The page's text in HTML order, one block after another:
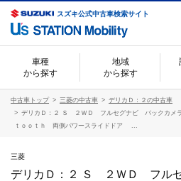
スズキ公式中古車検索サイト
車種
から探す
地域
から探す
中古車トップ 三菱の中古車
デリカＤ：２の中古車
デリカＤ：２ Ｓ ２ＷＤ フルセグナビ バックカ
ｔｏｏｔｈ 両側パワースライドドア ...
三菱
デリカＤ：２ Ｓ ２ＷＤ フル